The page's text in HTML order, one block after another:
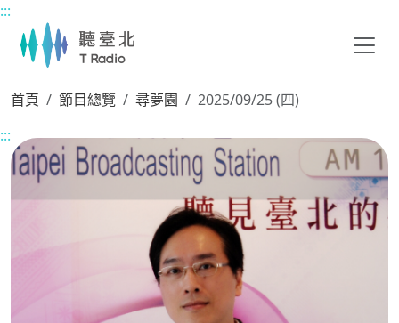
主要內容區塊
:::
首頁 節目總覽 尋夢園
2025/09/25 (四)
:::